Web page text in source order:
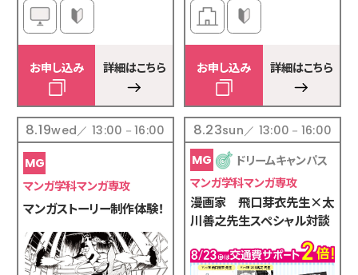
お申し込み 詳細はこちら お申し込み 詳細はこちら
8.19wed／ 13:00－16:00
マンガ学科マンガ専攻
マンガストーリー制作体験！
8.23sun／ 13:00－16:00
ドリームキャンパス
マンガ学科マンガ専攻
漫画家 飛口芽衣先生×太
川善之先生スペシャル対談